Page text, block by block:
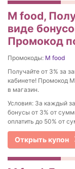
M food,
виде
Промокод
Промокоды: M food
Получайте от 3% за
кабинете! Промокод
в магазин.
Условия: За каждый
бонусы от 3% от
оплатить до 50% от
Открыть купон